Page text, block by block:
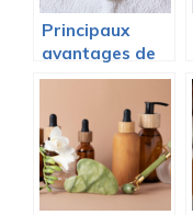
Principaux
avantages de
l’epilation laser